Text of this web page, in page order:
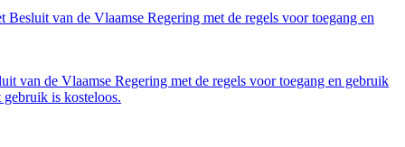
van de Vlaamse Regering met de regels voor toegang en
van de Vlaamse Regering met de regels voor toegang en gebruik
is kosteloos.